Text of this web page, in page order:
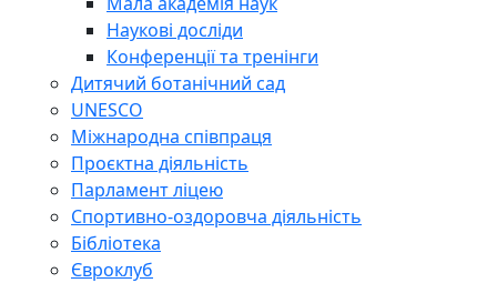
Наукові досліди
Конференції та тренінги
Дитячий ботанічний сад
UNESCO
Міжнародна співпраця
Проєктна діяльність
Парламент ліцею
Спортивно-оздоровча діяльність
Бібліотека
Євроклуб